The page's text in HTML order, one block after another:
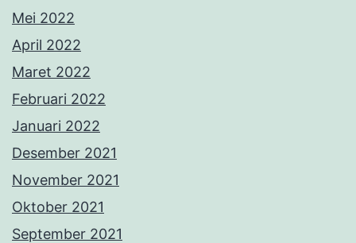
Mei 2022
April 2022
Maret 2022
Februari 2022
Januari 2022
Desember 2021
November 2021
Oktober 2021
September 2021